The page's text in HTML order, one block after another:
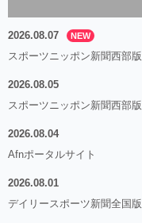
2026.08.07 NEW
スポーツニッポン新聞西部版
2026.08.05
スポーツニッポン新聞西部版
2026.08.04
Afnポータルサイト
2026.08.01
デイリースポーツ新聞全国版